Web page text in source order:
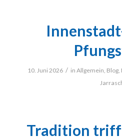
10. Juni 2026 / inAllgemein, Blog,
Tradition